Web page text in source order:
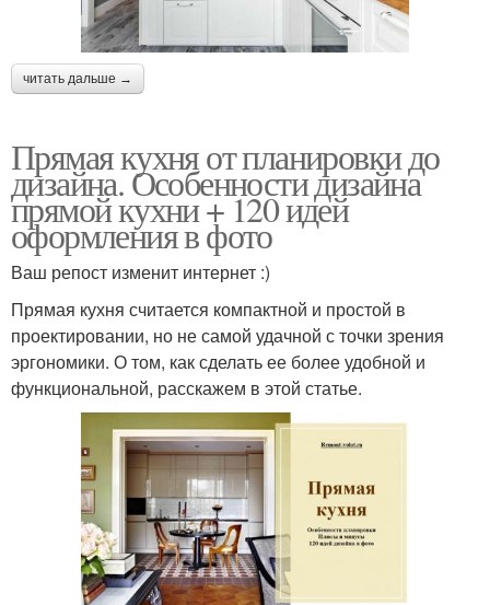
читать дальше →
Прямая кухня от планировки до
дизайна. Особенности дизайна
прямой кухни + 120 идей
оформления в фото
Ваш репост изменит интернет :)
Прямая кухня считается компактной и простой в
проектировании, но не самой удачной с точки зрения
эргономики. О том, как сделать ее более удобной и
функциональной, расскажем в этой статье.